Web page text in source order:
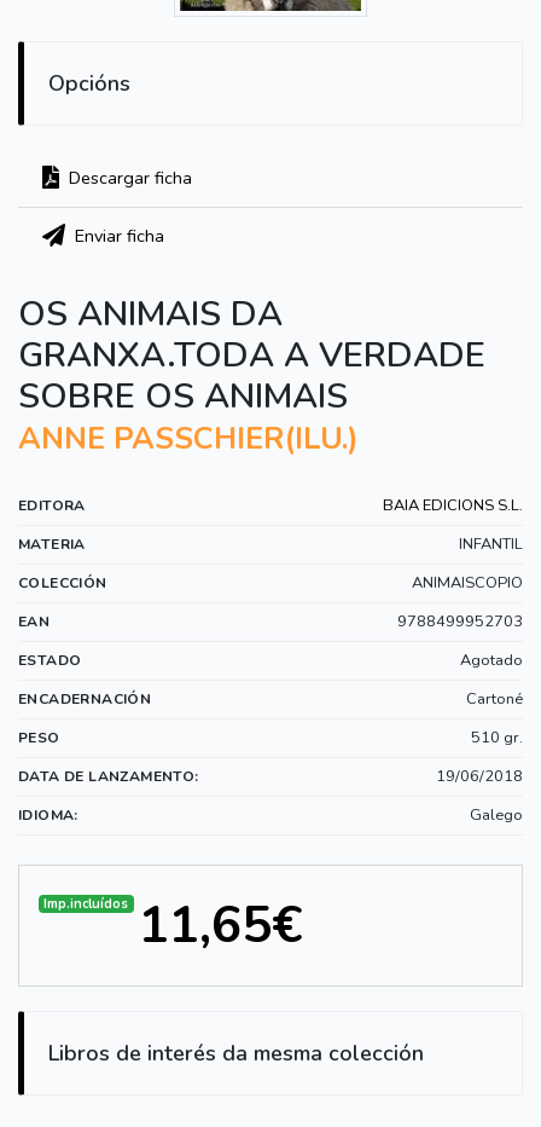
Opcións
Descargar ficha
Enviar ficha
OS ANIMAIS DA
GRANXA.TODA A VERDADE
SOBRE OS ANIMAIS
ANNE PASSCHIER(ILU.)
EDITORA BAIA EDICIONS S.L.
MATERIA INFANTIL
COLECCIÓN ANIMAISCOPIO
EAN 9788499952703
ESTADO Agotado
ENCADERNACIÓN Cartoné
PESO 510 gr.
DATA DE LANZAMENTO: 19/06/2018
IDIOMA: Galego
Imp.incluídos 11,65€
Libros de interés da mesma colección